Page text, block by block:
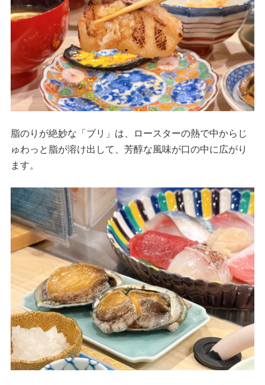
脂のりが絶妙な「ブリ」は、ロースターの熱で中からじ
ゅわっと脂が溶け出して、芳醇な風味が口の中に広がり
ます。